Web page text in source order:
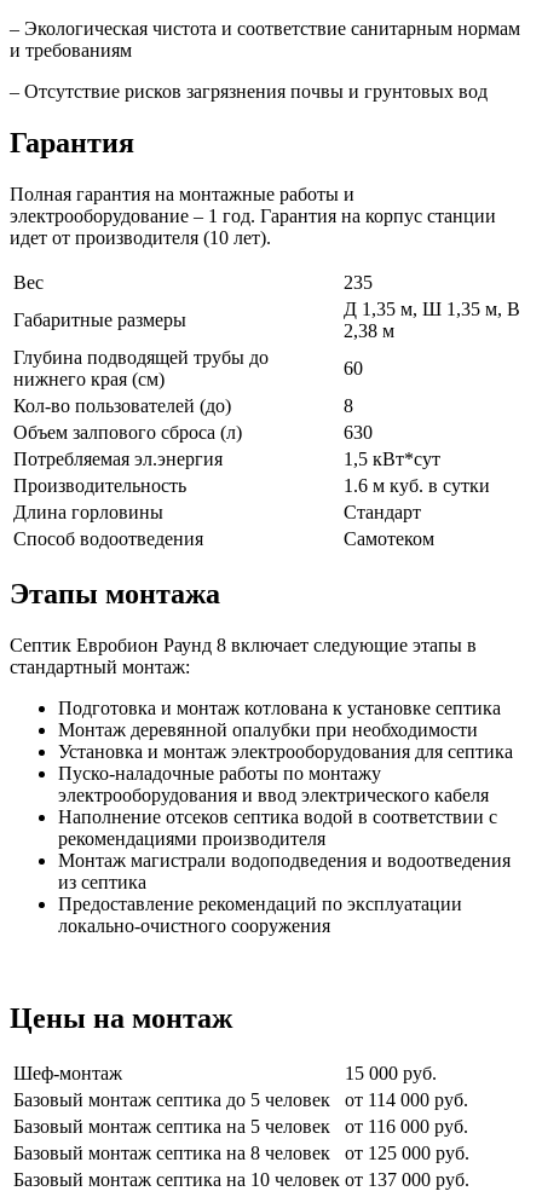
– Экологическая чистота и соответствие санитарным нормам
и требованиям
– Отсутствие рисков загрязнения почвы и грунтовых вод
Гарантия
Полная гарантия на монтажные работы и
электрооборудование – 1 год. Гарантия на корпус станции
идет от производителя (10 лет).
Вес
235
Габаритные размеры
Д 1,35 м, Ш 1,35 м, В
2,38 м
Глубина подводящей трубы до
нижнего края (см)
60
Кол-во пользователей (до)
8
Объем залпового сброса (л)
630
Потребляемая эл.энергия
1,5 кВт*сут
Производительность
1.6 м куб. в сутки
Длина горловины
Стандарт
Способ водоотведения
Самотеком
Этапы монтажа
Септик Евробион Раунд 8 включает следующие этапы в
стандартный монтаж:
Подготовка и монтаж котлована к установке септика
Монтаж деревянной опалубки при необходимости
Установка и монтаж электрооборудования для септика
Пуско-наладочные работы по монтажу
электрооборудования и ввод электрического кабеля
Наполнение отсеков септика водой в соответствии с
рекомендациями производителя
Монтаж магистрали водоподведения и водоотведения
из септика
Предоставление рекомендаций по эксплуатации
локально-очистного сооружения
Цены на монтаж
Шеф-монтаж
15 000 руб.
Базовый монтаж септика до 5 человек
от 114 000 руб.
Базовый монтаж септика на 5 человек
от 116 000 руб.
Базовый монтаж септика на 8 человек
от 125 000 руб.
Базовый монтаж септика на 10 человек от 137 000 руб.